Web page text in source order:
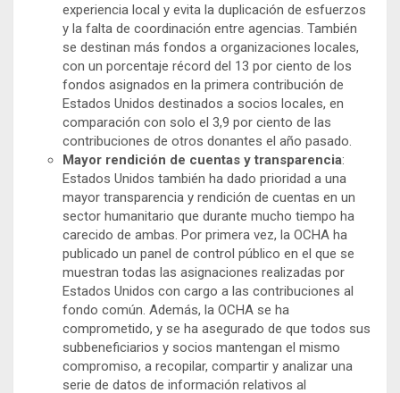
experiencia local y evita la duplicación de esfuerzos
y la falta de coordinación entre agencias. También
se destinan más fondos a organizaciones locales,
con un porcentaje récord del 13 por ciento de los
fondos asignados en la primera contribución de
Estados Unidos destinados a socios locales, en
comparación con solo el 3,9 por ciento de las
contribuciones de otros donantes el año pasado.
Mayor rendición de cuentas y transparencia:
Estados Unidos también ha dado prioridad a una
mayor transparencia y rendición de cuentas en un
sector humanitario que durante mucho tiempo ha
carecido de ambas. Por primera vez, la OCHA ha
publicado un panel de control público en el que se
muestran todas las asignaciones realizadas por
Estados Unidos con cargo a las contribuciones al
fondo común. Además, la OCHA se ha
comprometido, y se ha asegurado de que todos sus
subbeneficiarios y socios mantengan el mismo
compromiso, a recopilar, compartir y analizar una
serie de datos de información relativos al